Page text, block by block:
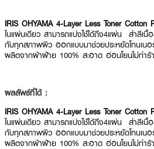
IRIS OHYAMA 4-Layer Less Toner Cotton
ในแผ่นเดียว สามารถแบ่งใช้ได้ถึง4แผ่น สำลีเ
กับทุกสภาพผิว ออกแบบมาช่วยประหยัดโทนเน
ผลิตจากผ้าฝ้าย 100% สะอาด อ่อนโยนไม่ทำร้
ผลลัพธ์ที่ได้ :
IRIS OHYAMA 4-Layer Less Toner Cotton
ในแผ่นเดียว สามารถแบ่งใช้ได้ถึง4แผ่น สำลีเ
กับทุกสภาพผิว ออกแบบมาช่วยประหยัดโทนเน
ผลิตจากผ้าฝ้าย 100% สะอาด อ่อนโยนไม่ทำร้